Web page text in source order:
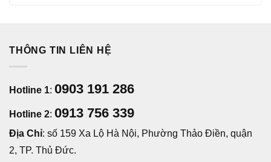
THÔNG TIN LIÊN HỆ
Hotline 1: 0903 191 286
Hotline 2: 0913 756 339
Địa Chỉ: số 159 Xa Lộ Hà Nội, Phường Thảo Điền, quận
2, TP. Thủ Đức.